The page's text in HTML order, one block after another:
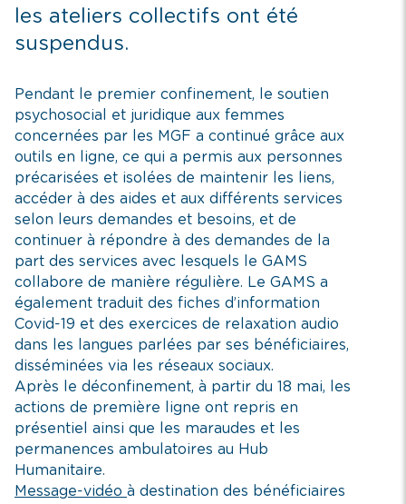
les ateliers collectifs ont été
suspendus.
Pendant le premier confinement, le soutien
psychosocial et juridique aux femmes
concernées par les MGF a continué grâce aux
outils en ligne, ce qui a permis aux personnes
précarisées et isolées de maintenir les liens,
accéder à des aides et aux différents services
selon leurs demandes et besoins, et de
continuer à répondre à des demandes de la
part des services avec lesquels le GAMS
collabore de manière régulière. Le GAMS a
également traduit des fiches d’information
Covid-19 et des exercices de relaxation audio
dans les langues parlées par ses bénéficiaires,
disséminées via les réseaux sociaux.
Après le déconfinement, à partir du 18 mai, les
actions de première ligne ont repris en
présentiel ainsi que les maraudes et les
permanences ambulatoires au Hub
Humanitaire.
Message-vidéo à destination des bénéficiaires